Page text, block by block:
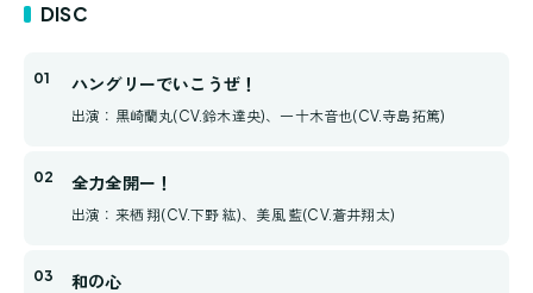
DISC
ハングリーでいこうぜ！
出演：黒崎蘭丸(CV.鈴木達央)、一十木音也(CV.寺島拓篤)
全力全開ー！
出演：来栖 翔(CV.下野 紘)、美風 藍(CV.蒼井翔太)
和の心